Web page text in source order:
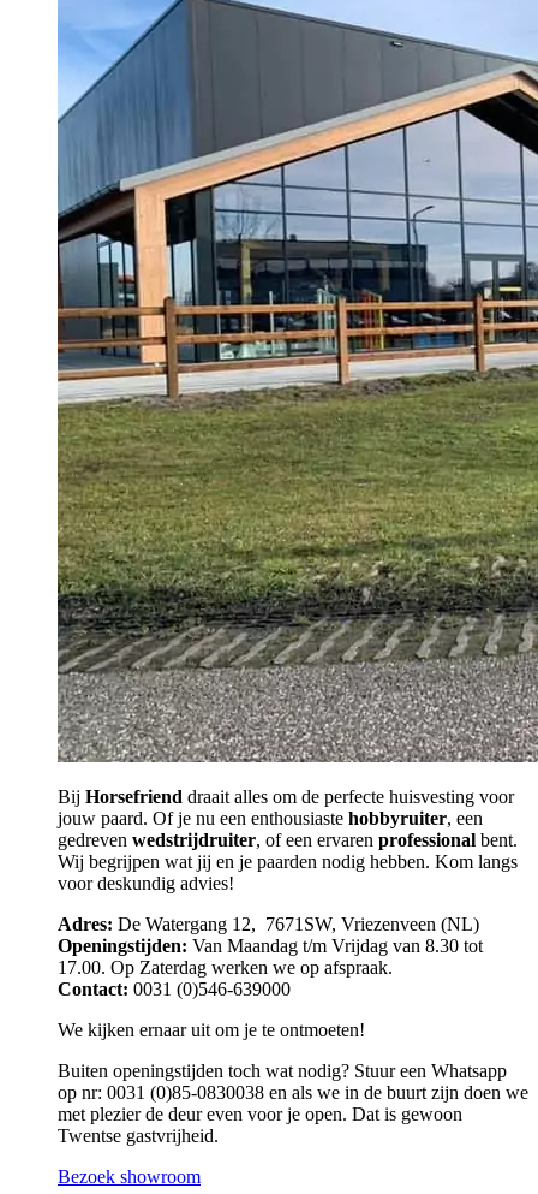
Bij Horsefriend draait alles om de perfecte huisvesting voor
jouw paard. Of je nu een enthousiaste hobbyruiter, een
gedreven wedstrijdruiter, of een ervaren professional bent.
Wij begrijpen wat jij en je paarden nodig hebben. Kom langs
voor deskundig advies!
Adres: De Watergang 12, 7671SW, Vriezenveen (NL)
Openingstijden: Van Maandag t/m Vrijdag van 8.30 tot
17.00. Op Zaterdag werken we op afspraak.
Contact: 0031 (0)546-639000
We kijken ernaar uit om je te ontmoeten!
Buiten openingstijden toch wat nodig? Stuur een Whatsapp
op nr: 0031 (0)85-0830038 en als we in de buurt zijn doen we
met plezier de deur even voor je open. Dat is gewoon
Twentse gastvrijheid.
Bezoek showroom